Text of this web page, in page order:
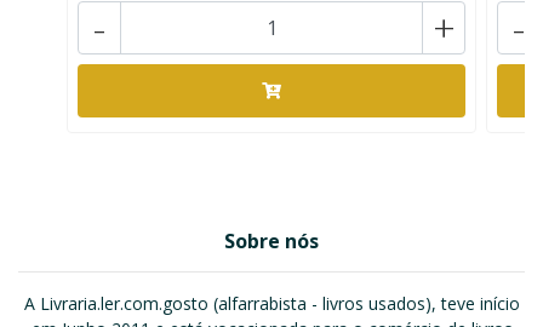
+
- -
Sobre nós
A Livraria.ler.com.gosto (alfarrabista - livros usados), teve início